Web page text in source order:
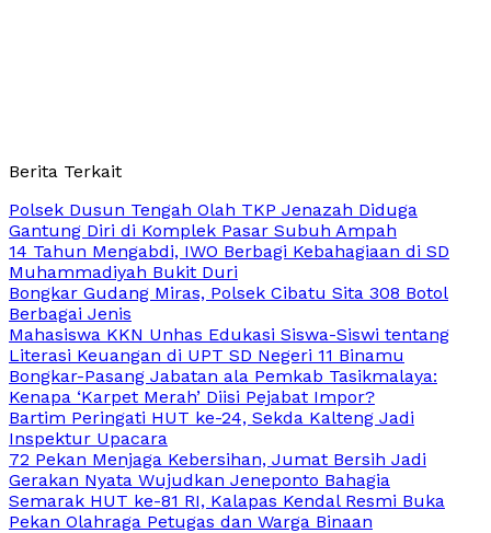
Berita Terkait
Polsek Dusun Tengah Olah TKP Jenazah Diduga
Gantung Diri di Komplek Pasar Subuh Ampah
14 Tahun Mengabdi, IWO Berbagi Kebahagiaan di SD
Muhammadiyah Bukit Duri
Bongkar Gudang Miras, Polsek Cibatu Sita 308 Botol
Berbagai Jenis
Mahasiswa KKN Unhas Edukasi Siswa-Siswi tentang
Literasi Keuangan di UPT SD Negeri 11 Binamu
Bongkar-Pasang Jabatan ala Pemkab Tasikmalaya:
Kenapa ‘Karpet Merah’ Diisi Pejabat Impor?
Bartim Peringati HUT ke-24, Sekda Kalteng Jadi
Inspektur Upacara
72 Pekan Menjaga Kebersihan, Jumat Bersih Jadi
Gerakan Nyata Wujudkan Jeneponto Bahagia
Semarak HUT ke-81 RI, Kalapas Kendal Resmi Buka
Pekan Olahraga Petugas dan Warga Binaan